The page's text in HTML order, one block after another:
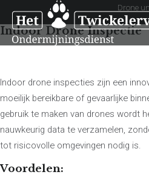
Drone
Indoor Drone Inspectie
Indoor drone inspecties zijn een
moeilijk bereikbare of gevaarlijke
gebruik te maken van drones wordt
nauwkeurig data te verzamelen,
tot risicovolle omgevingen nodig is.
Voordelen: